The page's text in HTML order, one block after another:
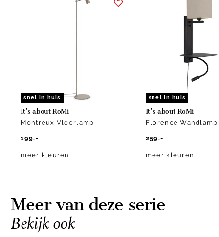
snel in huis
It's about RoMi
Montreux Vloerlamp
199.-
meer kleuren
snel in huis
It's about RoMi
Florence Wandlamp
259.-
meer kleuren
Meer van deze serie
Bekijk ook